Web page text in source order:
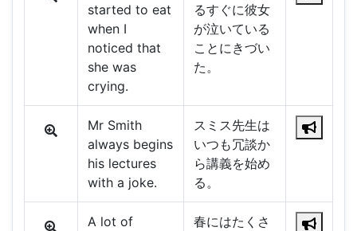
started to eat
when I
noticed that
she was
crying.
るすぐに彼女
が泣いている
ことにきづい
た。
Mr Smith
always begins
his lectures
with a joke.
スミス先生は
いつも冗談か
ら講義を始め
る。
A lot of
春にはたくさ